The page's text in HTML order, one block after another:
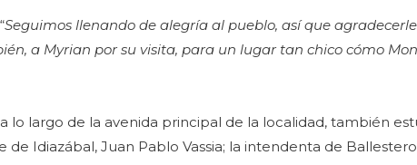
Seguimos llenando de alegría al pueblo, así que
a Myrian por su visita, para un lugar tan chico cómo
lo largo de la avenida principal de la localidad, también
Idiazábal, Juan Pablo Vassia; la intendenta de